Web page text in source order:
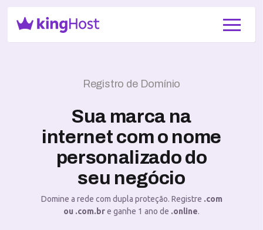
Registro de Domínio
Sua marca na
internet com o nome
personalizado do
seu negócio
Domine a rede com dupla proteção. Registre .com
ou .com.bre ganhe 1 ano de .online.